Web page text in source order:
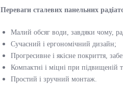
Переваги сталевих панельних
Малий обсяг води, завдяки чому,
Сучасний і ергономічний дизайн;
Прогресивне і якісне покриття,
Компактні і міцні при підвищеній
Простий і зручний монтаж.